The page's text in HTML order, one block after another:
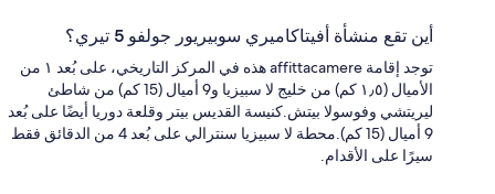
أين تقع منشأة أفيتاكاميري سوبيريور جولفو 5 تيري؟
توجد إقامة affittacamere هذه في المركز التاريخي، على بُعد ١ من
الأميال (١٫٥ كم) من خليج لا سبيزيا و9 أميال (15 كم) من شاطئ
ليريتشي وفوسولا بيتش.كنيسة القديس بيتر وقلعة دوريا أيضًا على بُعد
9 أميال (15 كم).محطة لا سبيزيا سنترالي على بُعد 4 من الدقائق فقط
سيرًا على الأقدام.